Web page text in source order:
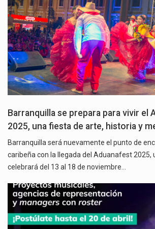
Barranquilla se prepara para vivir el
2025, una fiesta de arte, historia y
Barranquilla será nuevamente el punto de
caribeña con la llegada del Aduanafest 2025,
celebrará del 13 al 18 de noviembre…